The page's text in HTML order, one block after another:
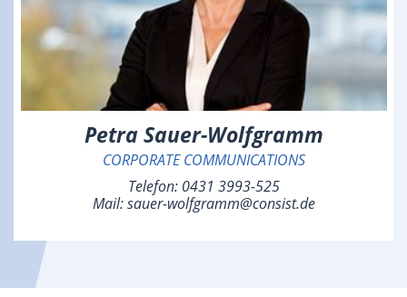
Petra Sauer-Wolfgramm
CORPORATE COMMUNICATIONS
Telefon: 0431 3993-525
Mail:sauer-wolfgramm@consist.de